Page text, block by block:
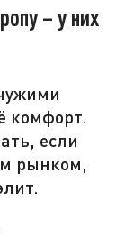
– у них
комфорт.
если
рынком,